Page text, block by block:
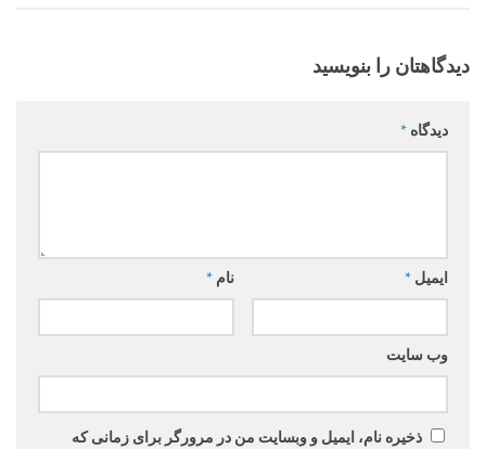
دیدگاهتان را بنویسید
دیدگاه *
نام * ایمیل *
وب‌ سایت
ذخیره نام، ایمیل و وبسایت من در مرورگر برای زمانی که